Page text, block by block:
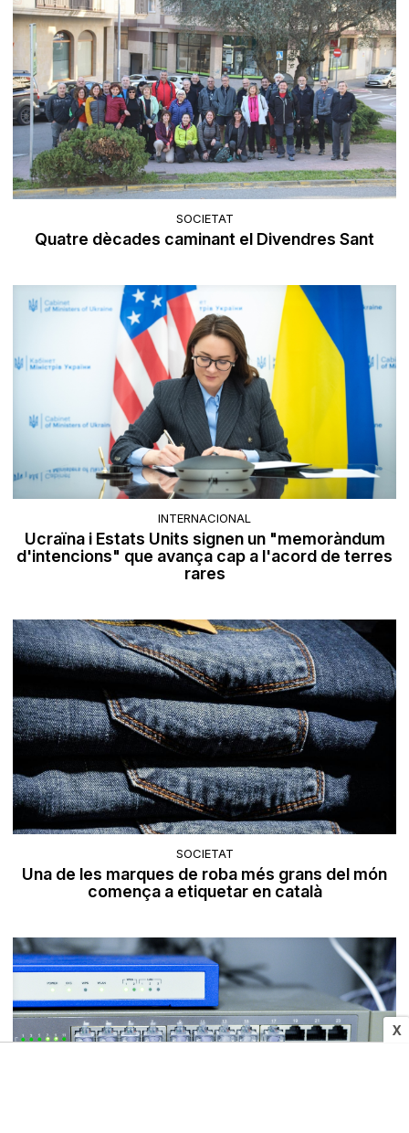
X
SOCIETAT
Quatre dècades caminant el Divendres Sant
INTERNACIONAL
Ucraïna i Estats Units signen un "memoràndum
d'intencions" que avança cap a l'acord de terres
rares
SOCIETAT
Una de les marques de roba més grans del món
comença a etiquetar en català